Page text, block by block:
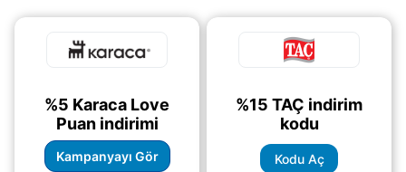
%5 Karaca Love
Puan indirimi
Kampanyayı Gör
%15 TAÇ indirim
kodu
Kodu Aç